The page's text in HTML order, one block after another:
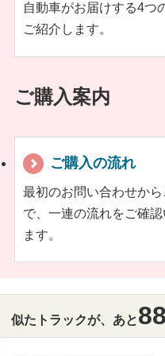
自動車がお届けする4つ
ご紹介します。
ご購入案内
ご購入の流れ
最初のお問い合わせから
で、一連の流れをご確
ます。
似たトラックが、あと88